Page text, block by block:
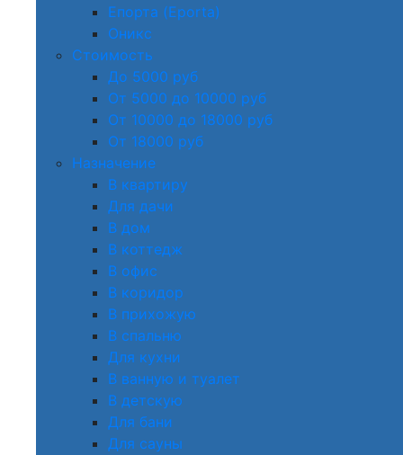
Епорта (Eporta)
Оникс
Стоимость
До 5000 руб
От 5000 до 10000 руб
От 10000 до 18000 руб
От 18000 руб
Назначение
В квартиру
Для дачи
В дом
В коттедж
В офис
В коридор
В прихожую
В спальню
Для кухни
В ванную и туалет
В детскую
Для бани
Для сауны